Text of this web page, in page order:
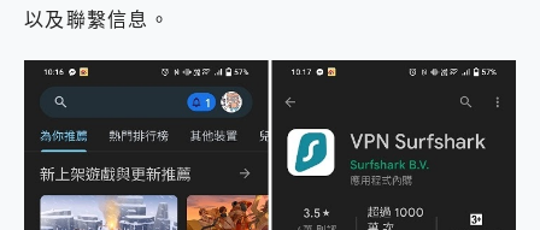
以及聯繫信息。